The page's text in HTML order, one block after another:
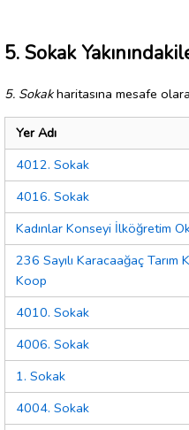
5. Sokak
5. Sokakharitasına mesafe
Yer Adı
4012. Sokak
4016. Sokak
Kadınlar Konseyi İlköğretim
236 Sayılı Karacaağaç Tarım
Koop
4010. Sokak
4006. Sokak
1. Sokak
4004. Sokak